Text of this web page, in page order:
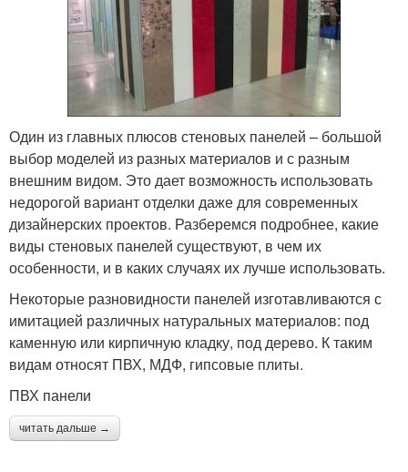
Один из главных плюсов стеновых панелей – большой
выбор моделей из разных материалов и с разным
внешним видом. Это дает возможность использовать
недорогой вариант отделки даже для современных
дизайнерских проектов. Разберемся подробнее, какие
виды стеновых панелей существуют, в чем их
особенности, и в каких случаях их лучше использовать.
Некоторые разновидности панелей изготавливаются с
имитацией различных натуральных материалов: под
каменную или кирпичную кладку, под дерево. К таким
видам относят ПВХ, МДФ, гипсовые плиты.
ПВХ панели
читать дальше →